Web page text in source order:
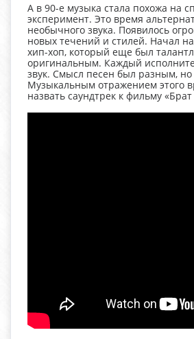
А в 90-е музыка стала похожа на
эксперимент. Это время
необычного звука. Появилось
новых течений и стилей. Начал
хип-хоп, который еще был
оригинальным. Каждый
звук. Смысл песен был разным,
Музыкальным отражением этого
назвать саундтрек к фильму «Брат